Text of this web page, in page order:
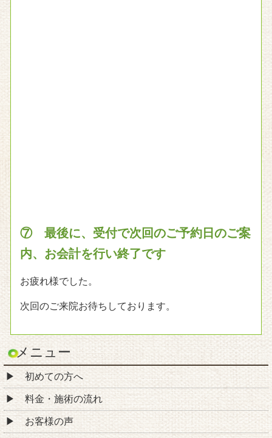
プロの施術家からの推薦状
院情報・アクセス
スタッフ紹介
よくある質問
ご予約・お問合せ
ブログ
お悩み別コース紹介
腰痛